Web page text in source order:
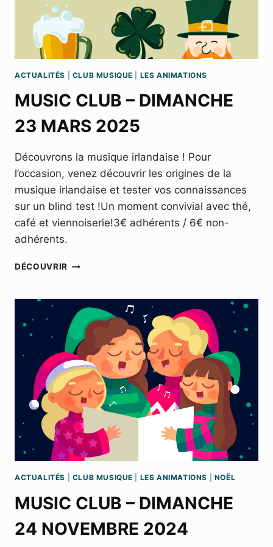
ACTUALITÉS CLUB MUSIQUE LES ANIMATIONS
MUSIC CLUB – DIMANCHE
23 MARS 2025
Découvrons la musique irlandaise ! Pour
l’occasion, venez découvrir les origines de la
musique irlandaise et tester vos connaissances
sur un blind test !Un moment convivial avec thé,
café et viennoiserie!3€ adhérents / 6€ non-
adhérents.
DÉCOUVRIR MUSIC
DIMANCHE
23
MARS
2025
ACTUALITÉS CLUB MUSIQUE LES ANIMATIONS NOËL
MUSIC CLUB – DIMANCHE
24 NOVEMBRE 2024